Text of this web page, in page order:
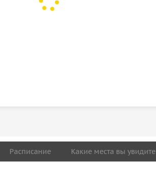
Расписание Какие места вы увидите